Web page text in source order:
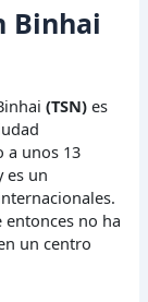
Binhai
(TSN) es
a unos 13
es un
entonces no ha
un centro